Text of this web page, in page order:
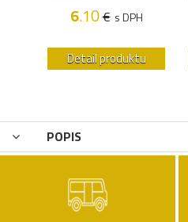
6.10€ s DPH
Detail produktu
POPIS